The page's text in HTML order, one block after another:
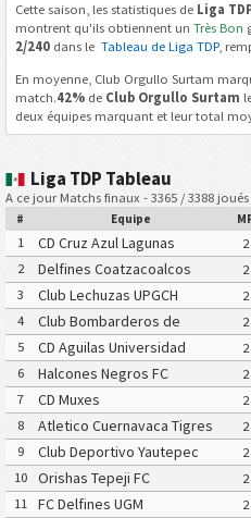
Cette saison, les statistiques de Liga
montrent qu'ils obtiennent un Très Bon
2/240dans le Tableau de Liga TDP,
En moyenne, Club Orgullo Surtam
match.42%de Club Orgullo Surtam
deux équipes marquant et leur total
Liga TDP Tableau
A ce jour Matchs finaux - 3365 / 3388 joués
# Equipe
1 CD Cruz Azul Lagunas 2
2
Delfines Coatzacoalcos 2
3
Club Lechuzas UPGCH 2
4
Club Bombarderos de
Tecamac
2
5
CD Aguilas Universidad
Autonoma de Guerrero
2
6
Halcones Negros FC 2
7
CD Muxes 2
8
Atletico Cuernavaca Tigres
Yautepec
2
9
Club Deportivo Yautepec 2
10
Orishas Tepeji FC 2
11
FC Delfines UGM 2